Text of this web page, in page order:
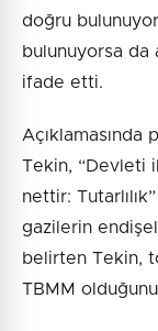
doğru
bulunuyorsa da
ifade etti.
Tekin, “Devleti
nettir:
gazilerin
belirten Tekin,
TBMM